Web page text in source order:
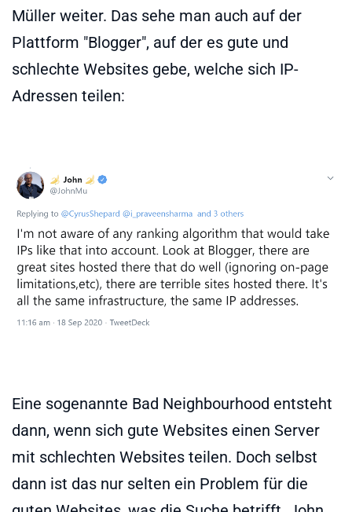
Müller weiter. Das sehe man auch auf der
Plattform "Blogger", auf der es gute und
schlechte Websites gebe, welche sich IP-
Adressen teilen:
Eine sogenannte Bad Neighbourhood entsteht
dann, wenn sich gute Websites einen Server
mit schlechten Websites teilen. Doch selbst
dann ist das nur selten ein Problem für die